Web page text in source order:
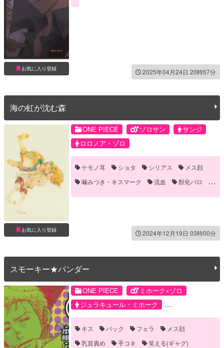
お気に入り登録 2025年04月24日 20時57分
海の虹が沈む森
お気に入り登録
ONE PIECE ゾロサン
サンジ
ロロノア・ゾロ
ケモノ耳 ショタ シリアス
メス顔
噛みつき・キスマーク
流血
獣化パロ
長編
2024年12月19日 03時00分
スモーキー★パンダー
ONE PIECE
ミホーク×ゾロ
ジュラキュール・ミホーク
ロロノア・ゾロ
キス バック フェラ
メス顔
乳首責め
手コキ 笑える(ギャグ)